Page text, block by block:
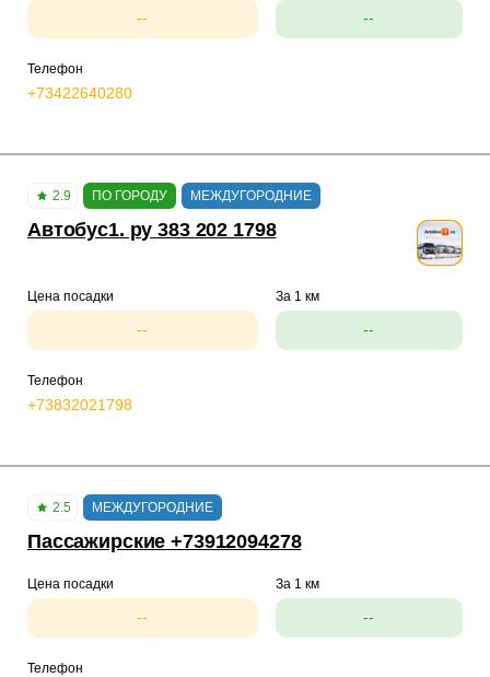
-- --
Телефон
+73422640280
2.9 ПО ГОРОДУ МЕЖДУГОРОДНИЕ
Автобус1. ру 383 202 1798
Цена посадки
--
За 1 км
--
Телефон
+73832021798
2.5 МЕЖДУГОРОДНИЕ
Пассажирские +73912094278
Цена посадки
--
За 1 км
--
Телефон